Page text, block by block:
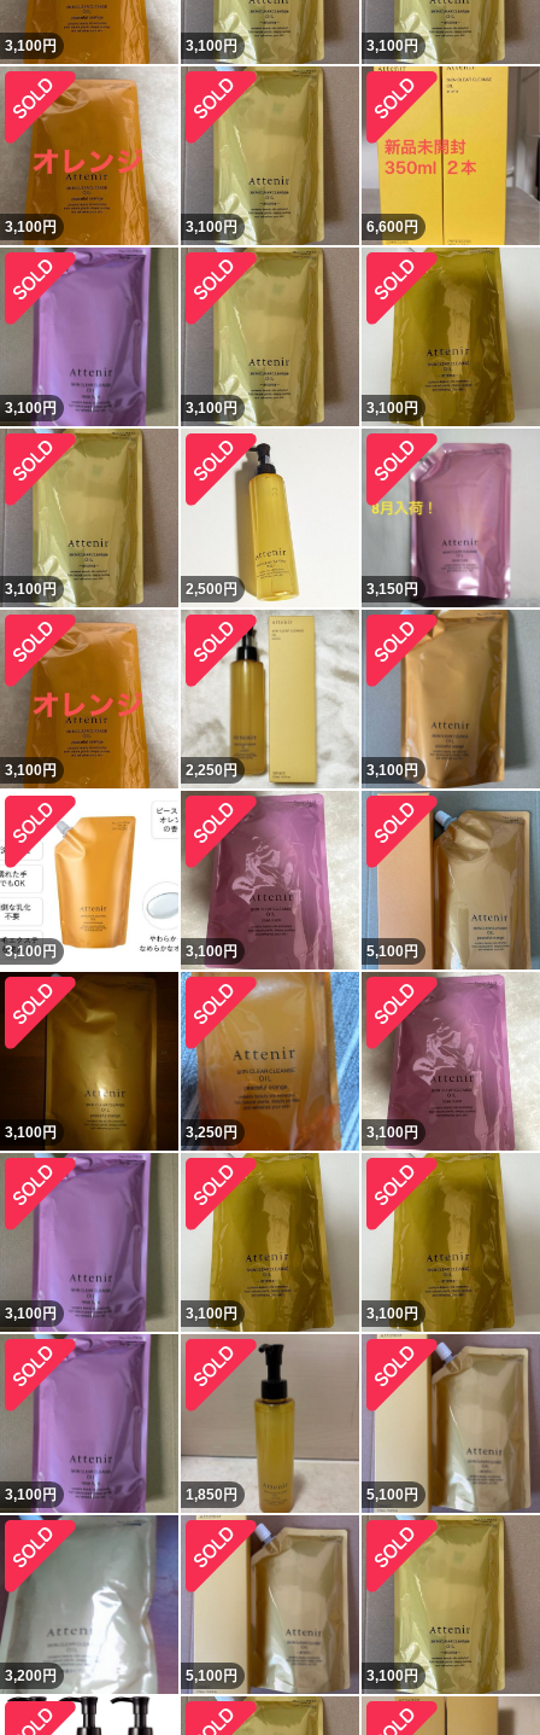
3,100円 3,100円 3,100円
3,100円 3,100円 6,600円
3,100円 3,100円 3,100円
3,100円 2,500 円 3,150円
3,100円 2,250円 3,100円
3,100 円 3,100円 5,100円
3,100円 3,250円 3,100円
3,100円 3,100円 3,100円
3,100円 1,850円 5,100円
3,200円 5,100円 3,100円